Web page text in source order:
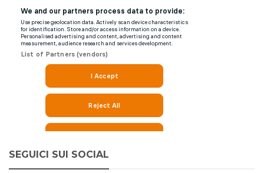
SEGUICI SUI SOCIAL